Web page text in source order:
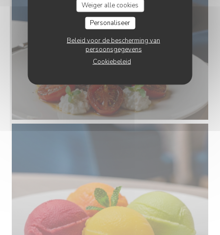
Weiger alle cookies
Personaliseer
Beleid voor de bescherming van
persoonsgegevens
Cookiebeleid